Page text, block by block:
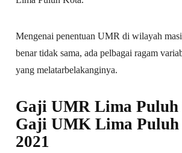
Mengenai penentuan UMR di wilayah
benar tidak sama, ada pelbagai ragam
yang melatarbelakanginya.
Gaji UMR Lima
Gaji UMK Lima
2021